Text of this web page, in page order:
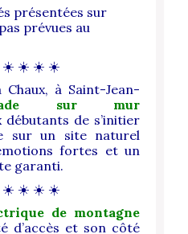
présentées sur
prévues au
☀️ ☀️ ☀️
à Saint-Jean-
sur mur
débutants de s’initier
sur un site naturel
fortes et un
garanti.
☀️ ☀️ ☀️
de montagne
d’accès et son côté